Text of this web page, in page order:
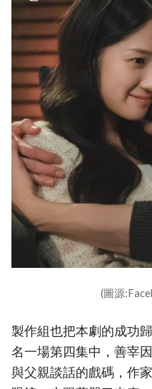
(圖源
製作組也把本劇的成功
名一場第四集中，善宰
與父親談話的戲碼，作